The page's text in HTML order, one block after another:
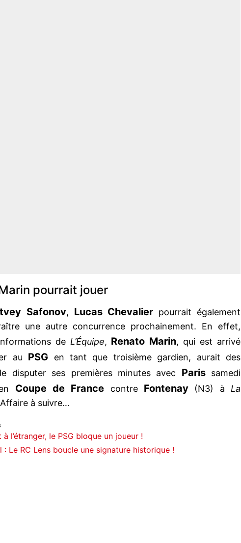
pourrait jouer
Safonov, Lucas Chevalier pourrait également
une autre concurrence prochainement. En effet,
de L’Équipe, Renato Marin, qui est arrivé
au PSG en tant que troisième gardien, aurait des
disputer ses premières minutes avec Parissamedi
Coupe de France contre Fontenay (N3) àLa
à suivre…
à l’étranger, le PSG bloque un joueur !
: Le RC Lens boucle une signature historique !